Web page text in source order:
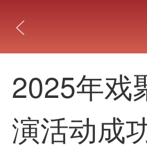

2025年戏
演活动成